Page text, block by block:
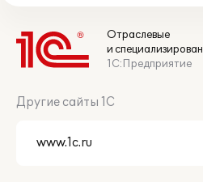
Отраслевые
и
1С:Предприятие
Другие сайты 1С